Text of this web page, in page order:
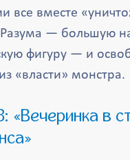
все вместе
Разума — большую
фигуру — и
«власти» монстра.